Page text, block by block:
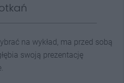
na wykład, ma przed sobą
swoją prezentację